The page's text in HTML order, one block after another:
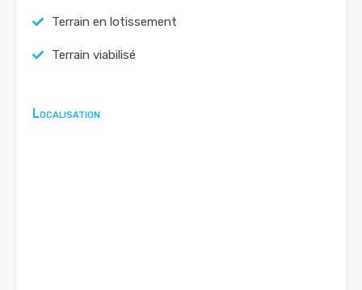
Terrain en lotissement
Terrain viabilisé
Localisation